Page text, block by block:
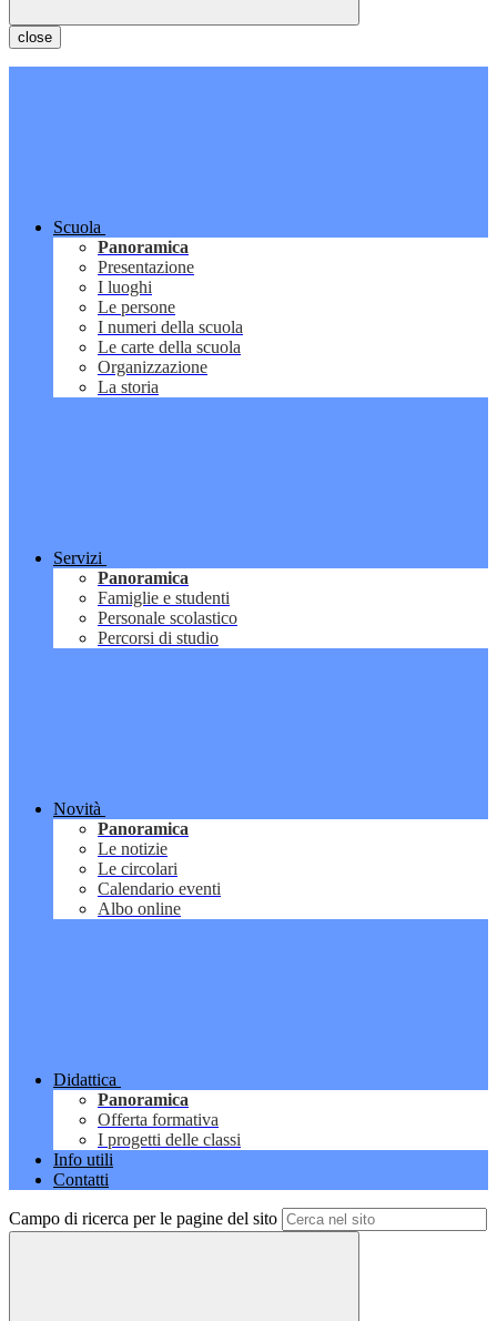
close
Scuola
Panoramica
Presentazione
I luoghi
Le persone
I numeri della scuola
Le carte della scuola
Organizzazione
La storia
Servizi
Panoramica
Famiglie e studenti
Personale scolastico
Percorsi di studio
Novità
Panoramica
Le notizie
Le circolari
Calendario eventi
Albo online
Didattica
Panoramica
Offerta formativa
I progetti delle classi
Info utili
Contatti
Campo di ricerca per le pagine del sito